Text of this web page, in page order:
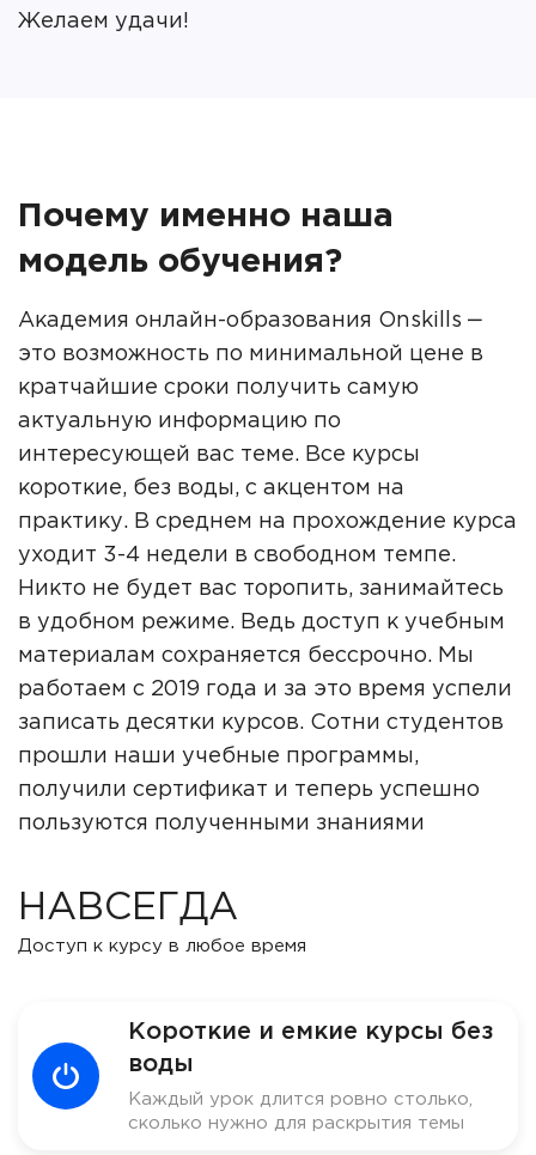
Желаем удачи!
Почему именно наша
модель обучения?
Академия онлайн-образования Onskills ‒
это возможность по минимальной цене в
кратчайшие сроки получить самую
актуальную информацию по
интересующей вас теме. Все курсы
короткие, без воды, с акцентом на
практику. В среднем на прохождение курса
уходит 3-4 недели в свободном темпе.
Никто не будет вас торопить, занимайтесь
в удобном режиме. Ведь доступ к учебным
материалам сохраняется бессрочно. Мы
работаем с 2019 года и за это время успели
записать десятки курсов. Сотни студентов
прошли наши учебные программы,
получили сертификат и теперь успешно
пользуются полученными знаниями
НАВСЕГДА
Доступ к курсу в любое время
Короткие и емкие курсы без
воды
Каждый урок длится ровно столько,
сколько нужно для раскрытия темы